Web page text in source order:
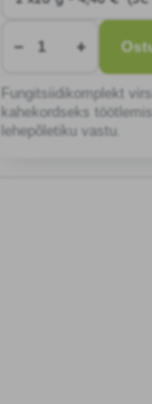
− +
Fungitsiidikomplekt
kahekordseks
lehepõletiku vastu.